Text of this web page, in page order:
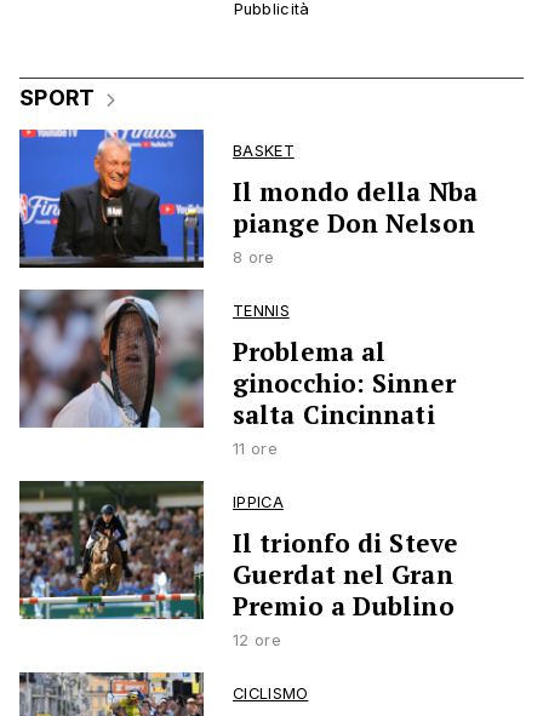
SPORT
BASKET
Il mondo della Nba
piange Don Nelson
8 ore
TENNIS
Problema al
ginocchio: Sinner
salta Cincinnati
11 ore
IPPICA
Il trionfo di Steve
Guerdat nel Gran
Premio a Dublino
12 ore
CICLISMO